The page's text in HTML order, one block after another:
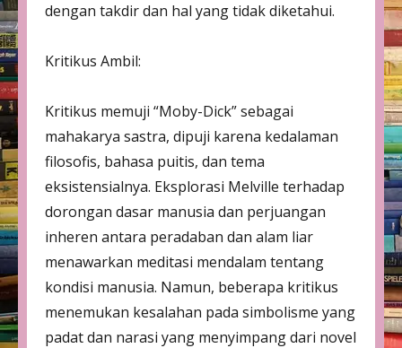
dengan takdir dan hal yang tidak diketahui.
Kritikus Ambil:
Kritikus memuji “Moby-Dick” sebagai
mahakarya sastra, dipuji karena kedalaman
filosofis, bahasa puitis, dan tema
eksistensialnya. Eksplorasi Melville terhadap
dorongan dasar manusia dan perjuangan
inheren antara peradaban dan alam liar
menawarkan meditasi mendalam tentang
kondisi manusia. Namun, beberapa kritikus
menemukan kesalahan pada simbolisme yang
padat dan narasi yang menyimpang dari novel